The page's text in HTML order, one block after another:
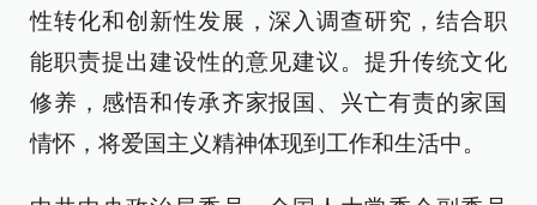
性转化和创新性发展，深入调查研究，结合职
能职责提出建设性的意见建议。提升传统文化
修养，感悟和传承齐家报国、兴亡有责的家国
情怀，将爱国主义精神体现到工作和生活中。